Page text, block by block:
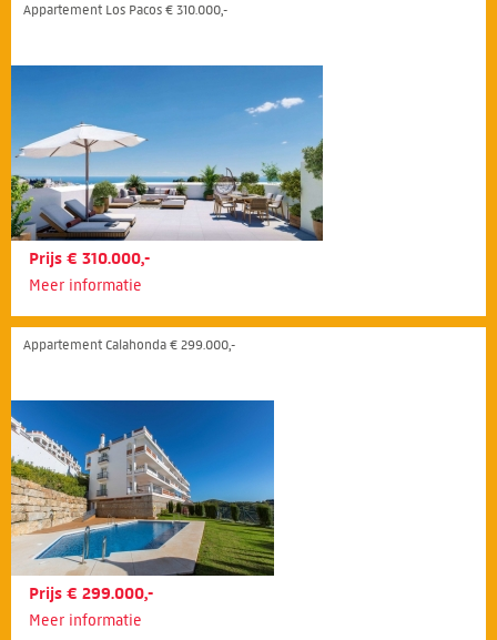
Appartement Los Pacos € 310.000,-
Prijs € 310.000,-
Meer informatie
Appartement Calahonda € 299.000,-
Prijs € 299.000,-
Meer informatie